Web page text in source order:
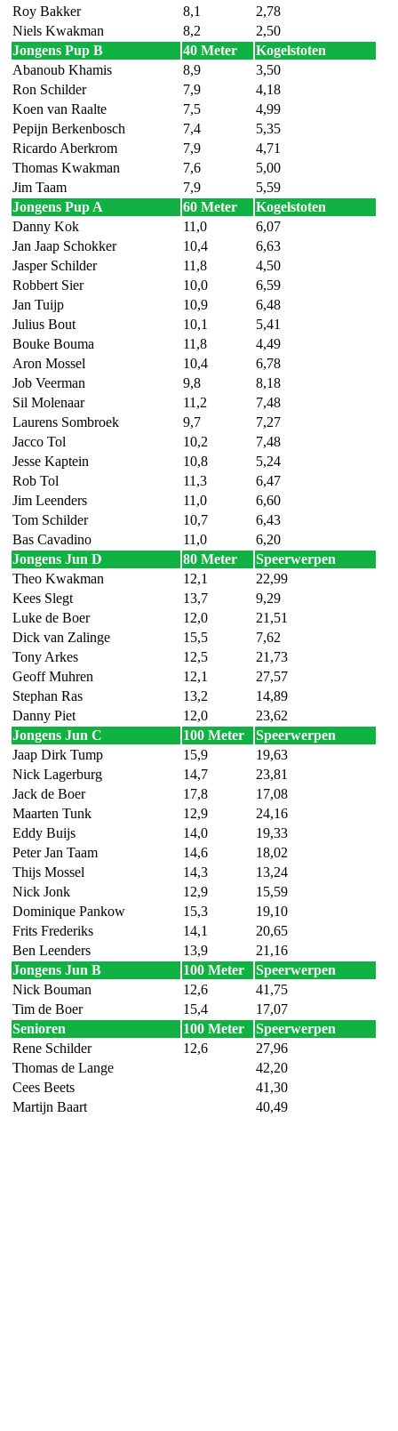
Roy Bakker 8,1
2,78
Niels Kwakman
8,2
2,50
Jongens Pup B
40 Meter
Kogelstoten
Abanoub Khamis
8,9
3,50
Ron Schilder
7,9
4,18
Koen van Raalte
7,5
4,99
Pepijn Berkenbosch
7,4
5,35
Ricardo Aberkrom
7,9
4,71
Thomas Kwakman
7,6
5,00
Jim Taam
7,9
5,59
Jongens Pup A
60 Meter
Kogelstoten
Danny Kok
11,0
6,07
Jan Jaap Schokker
10,4
6,63
Jasper Schilder
11,8
4,50
Robbert Sier
10,0
6,59
Jan Tuijp
10,9
6,48
Julius Bout
10,1
5,41
Bouke Bouma
11,8
4,49
Aron Mossel
10,4
6,78
Job Veerman
9,8
8,18
Sil Molenaar
11,2
7,48
Laurens Sombroek
9,7
7,27
Jacco Tol
10,2
7,48
Jesse Kaptein
10,8
5,24
Rob Tol
11,3
6,47
Jim Leenders
11,0
6,60
Tom Schilder
10,7
6,43
Bas Cavadino
11,0
6,20
Jongens Jun D
80 Meter
Speerwerpen
Theo Kwakman
12,1
22,99
Kees Slegt
13,7
9,29
Luke de Boer
12,0
21,51
Dick van Zalinge
15,5
7,62
Tony Arkes
12,5
21,73
Geoff Muhren
12,1
27,57
Stephan Ras
13,2
14,89
Danny Piet
12,0
23,62
Jongens Jun C
100 Meter
Speerwerpen
Jaap Dirk Tump
15,9
19,63
Nick Lagerburg
14,7
23,81
Jack de Boer
17,8
17,08
Maarten Tunk
12,9
24,16
Eddy Buijs
14,0
19,33
Peter Jan Taam
14,6
18,02
Thijs Mossel
14,3
13,24
Nick Jonk
12,9
15,59
Dominique Pankow
15,3
19,10
Frits Frederiks
14,1
20,65
Ben Leenders
13,9
21,16
Jongens Jun B
100 Meter
Speerwerpen
Nick Bouman
12,6
41,75
Tim de Boer
15,4
17,07
Senioren
100 Meter
Speerwerpen
Rene Schilder
12,6
27,96
Thomas de Lange
42,20
Cees Beets
41,30
Martijn Baart
40,49